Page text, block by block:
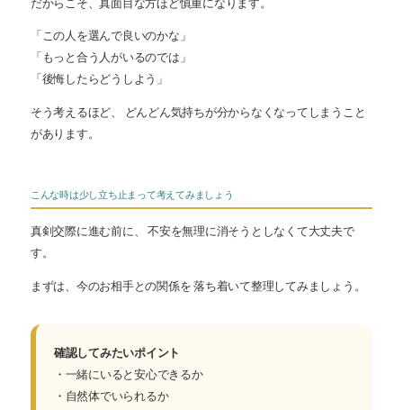
だからこそ、真面目な方ほど慎重になります。
「この人を選んで良いのかな」
「もっと合う人がいるのでは」
「後悔したらどうしよう」
そう考えるほど、 どんどん気持ちが分からなくなってしまうこと
があります。
こんな時は少し立ち止まって考えてみましょう
真剣交際に進む前に、 不安を無理に消そうとしなくて大丈夫で
す。
まずは、今のお相手との関係を 落ち着いて整理してみましょう。
確認してみたいポイント
・一緒にいると安心できるか
・自然体でいられるか